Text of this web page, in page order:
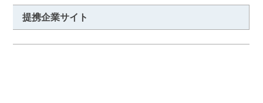
提携企業サイト